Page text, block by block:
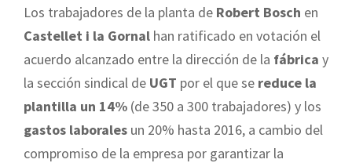
Los trabajadores de la planta de Robert Bosch en
Castellet i la Gornal han ratificado en votación el
acuerdo alcanzado entre la dirección de la fábrica y
la sección sindical de UGT por el que se reduce la
plantilla un 14% (de 350 a 300 trabajadores) y los
gastos laborales un 20% hasta 2016, a cambio del
compromiso de la empresa por garantizar la